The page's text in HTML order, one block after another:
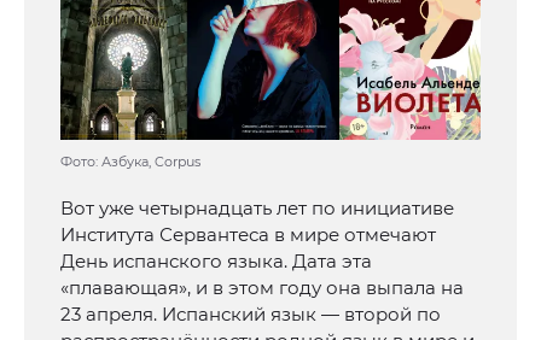
Фото: Азбука, Corpus
Вот уже четырнадцать лет по инициативе
Института Сервантеса в мире отмечают
День испанского языка. Дата эта
«плавающая», и в этом году она выпала на
23 апреля. Испанский язык — второй по